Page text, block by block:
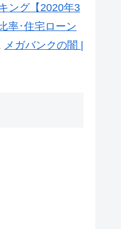
ング【2020年3
率･住宅ローン
メガバンクの闇 |